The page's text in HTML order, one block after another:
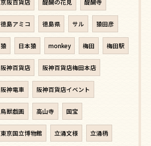
京阪百貨店 醍醐の花見 醍醐寺
徳島アミコ 徳島県 サル 猿田彦
猿 日本猿 monkey 梅田 梅田駅
阪神百貨店 阪神百貨店梅田本店
阪神電車 阪神百貨店イベント
鳥獣戯画 高山寺 国宝
東京国立博物館 立涌文様 立涌柄